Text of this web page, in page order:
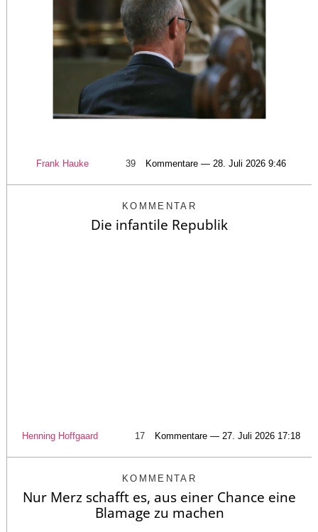
Frank Hauke 39 Kommentare — 28. Juli 2026 9:46
KOMMENTAR
Die infantile Republik
Henning Hoffgaard 17 Kommentare — 27. Juli 2026 17:18
KOMMENTAR
Nur Merz schafft es, aus einer Chance eine
Blamage zu machen